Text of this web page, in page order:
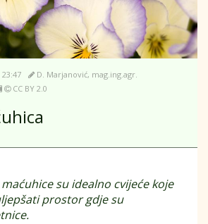
D. Marjanović, mag.ing.agr.
CC BY 2.0
su idealno cvijeće koje
prostor gdje su